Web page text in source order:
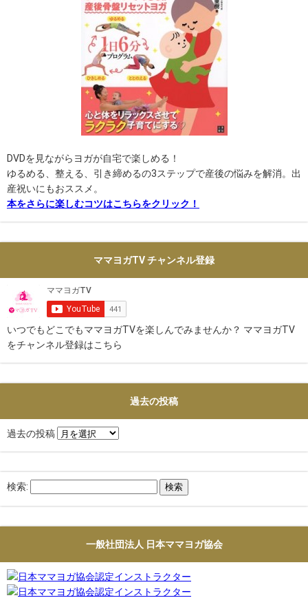
DVDを見ながらヨガが自宅で楽しめる！
ゆるめる、整える、引き締めるの3ステップで産後の悩みを解消。出
産祝いにもおススメ。
本をさらに楽しむコツはこちらをクリック！
ママヨガTV チャンネル登録
いつでもどこでもママヨガTVを楽しんでみませんか？ ママヨガTV
をチャンネル登録はこちら
過去の投稿
過去の投稿
検索:
一般社団法人 日本ママヨガ協会